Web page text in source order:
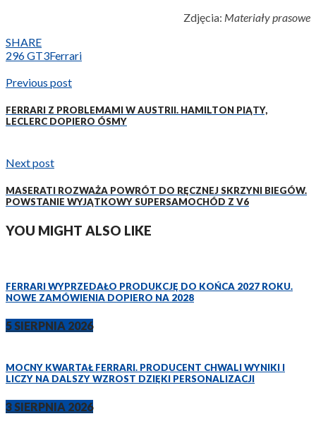
Zdjęcia: Materiały prasowe
SHARE
296 GT3Ferrari
Previous post
FERRARI Z PROBLEMAMI W AUSTRII. HAMILTON PIĄTY,
LECLERC DOPIERO ÓSMY
Next post
MASERATI ROZWAŻA POWRÓT DO RĘCZNEJ SKRZYNI BIEGÓW.
POWSTANIE WYJĄTKOWY SUPERSAMOCHÓD Z V6
YOU MIGHT ALSO LIKE
FERRARI WYPRZEDAŁO PRODUKCJĘ DO KOŃCA 2027 ROKU.
NOWE ZAMÓWIENIA DOPIERO NA 2028
5 SIERPNIA 2026
MOCNY KWARTAŁ FERRARI. PRODUCENT CHWALI WYNIKI I
LICZY NA DALSZY WZROST DZIĘKI PERSONALIZACJI
3 SIERPNIA 2026